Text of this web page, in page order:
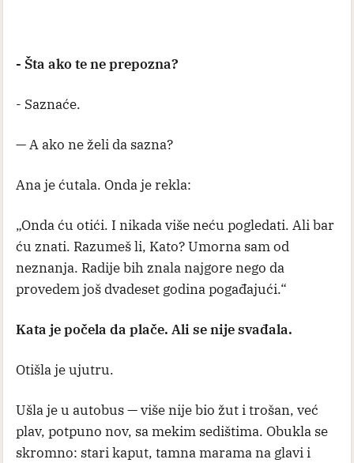
- Šta ako te ne prepozna?
- Saznaće.
— A ako ne želi da sazna?
Ana je ćutala. Onda je rekla:
„Onda ću otići. I nikada više neću pogledati. Ali bar
ću znati. Razumeš li, Kato? Umorna sam od
neznanja. Radije bih znala najgore nego da
provedem još dvadeset godina pogađajući.“
Kata je počela da plače. Ali se nije svađala.
Otišla je ujutru.
Ušla je u autobus — više nije bio žut i trošan, već
plav, potpuno nov, sa mekim sedištima. Obukla se
skromno: stari kaput, tamna marama na glavi i